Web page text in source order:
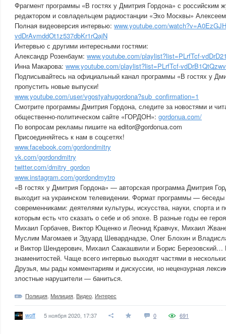
Фрагмент программы «В гостях у Дмитрия Гордона» с российским
редактором и совладельцем радиостанции «Эхо Москвы»
Полная видеоверсия интервью: www.youtube.com/
vdDrAvmddOt1z537dbKr1rQajN
Интервью с другими интересными гостями:
Александр Розенбаум: www.youtube.com/playlist?list=PLrfTcf-
Инна Макарова: www.youtube.com/playlist?list=PLrfTcf-
Подписывайтесь на официальный канал программы «В гостях у
пропустить новые выпуски!
www.youtube.com/user/vgostyahugordona?sub_confirmation=1
Смотрите программы Дмитрия Гордона, следите за новостями и
общественно-политическом сайте «ГОРДОН»: gordonua.com/
По вопросам рекламы пишите на editor@gordonua.com
Присоединяйтесь к нам в соцсетях!
www.facebook.com/gordondmitry
vk.com/gordondmitry
twitter.com/dmitry_gordon
www.instagram.com/gordondmytro
«В гостях у Дмитрия Гордона» — авторская программа Дмитрия
выходит на украинском телевидении. Формат программы —
современниками: деятелями культуры, искусства, науки, спорта и
которым есть что сказать о себе и об эпохе. В разные годы ее
Михаил Горбачев, Виктор Ющенко и Леонид Кравчук, Михаил
Муслим Магомаев и Эдуард Шеварднадзе, Олег Блохин и
и Виктор Шендерович, Михаил Саакашвили и Борис Березовский…
знаменитостей. Чаще всего интервью выходят частями в
Друзья, мы рады комментариям и дискуссии, но нецензурная
злостные нарушители — баниться.
Полиция Милиция Видео Интерес
woff 5 ноября 2020, 17:37 0 691